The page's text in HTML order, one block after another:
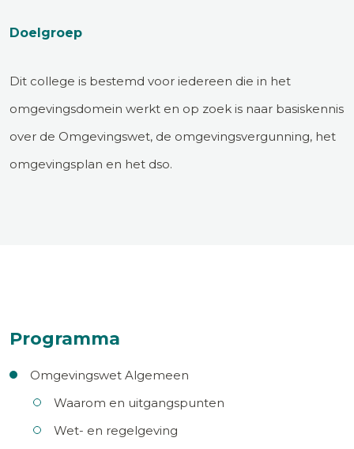
Doelgroep
Dit college is bestemd voor iedereen die in het
omgevingsdomein werkt en op zoek is naar basiskennis
over de Omgevingswet, de omgevingsvergunning, het
omgevingsplan en het dso.
Programma
Omgevingswet Algemeen
Waarom en uitgangspunten
Wet- en regelgeving